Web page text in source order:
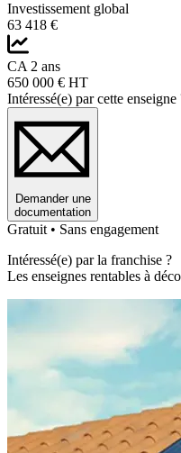
Investissement global
63 418 €
CA 2 ans
650 000 € HT
Intéressé(e) par cette enseigne
Demander une
documentation
Gratuit • Sans engagement
Intéressé(e) par la franchise ?
Les enseignes rentables à